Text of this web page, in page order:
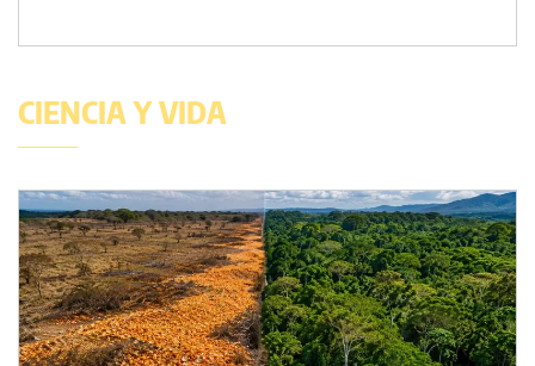
CIENCIA Y VIDA